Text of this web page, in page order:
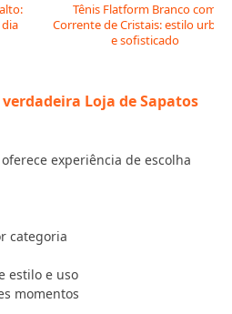
Tênis Flatform Branco com
Corrente de Cristais: estilo
e sofisticado
Loja de Sapatos
experiência de escolha
categoria
estilo e uso
momentos